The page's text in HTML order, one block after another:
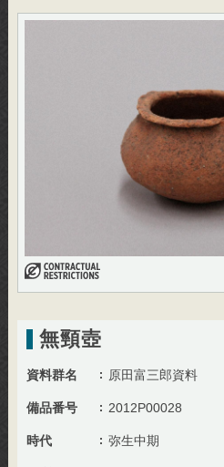
無頸壺
資料群名 原田富三郎資料
備品番号 2012P00028
時代 弥生中期